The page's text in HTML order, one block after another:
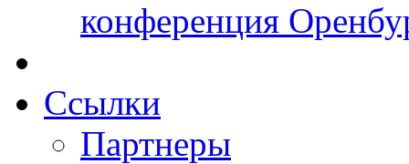
конференция
Ссылки
Партнеры